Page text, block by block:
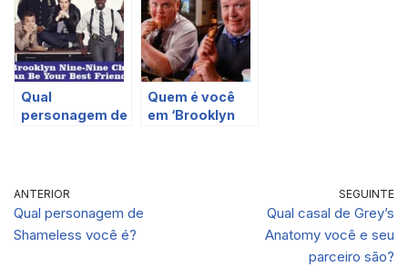
ideal?
Qual
personagem de
amigo?
Quem é você
em ‘Brooklyn
ANTERIOR
Qual personagem de
Shameless você é?
SEGUINTE
Qual casal de Grey’s
Anatomy você e seu
parceiro são?